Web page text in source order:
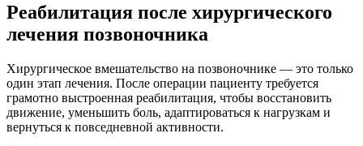
Реабилитация после хирургического
лечения позвоночника
Хирургическое вмешательство на позвоночнике — это только
один этап лечения. После операции пациенту требуется
грамотно выстроенная реабилитация, чтобы восстановить
движение, уменьшить боль, адаптироваться к нагрузкам и
вернуться к повседневной активности.